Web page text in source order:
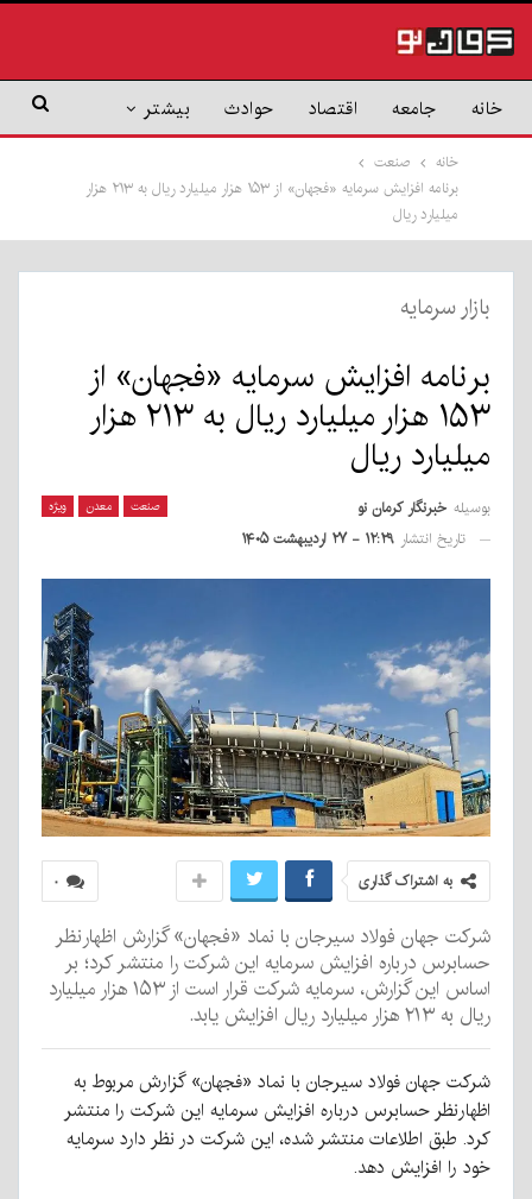
خانه جامعه اقتصاد حوادث بیشتر
خانه
صنعت
برنامه افزایش سرمایه «فجهان» از ۱۵۳ هزار میلیارد ریال به ۲۱۳ هزار
میلیارد ریال
بازار سرمایه
برنامه افزایش سرمایه «فجهان» از
۱۵۳ هزار میلیارد ریال به ۲۱۳ هزار
میلیارد ریال
صنعت معدن ویژه بوسیله خبرنگار کرمان نو
تاریخ انتشار ۱۲:۲۹ - ۲۷ اردیبهشت ۱۴۰۵
۰ به اشتراک گذاری
شرکت جهان فولاد سیرجان با نماد «فجهان» گزارش اظهارنظر
حسابرس درباره افزایش سرمایه این شرکت را منتشر کرد؛ بر
اساس این گزارش، سرمایه شرکت قرار است از ۱۵۳ هزار میلیارد
ریال به ۲۱۳ هزار میلیارد ریال افزایش یابد.
شرکت جهان فولاد سیرجان با نماد «فجهان» گزارش مربوط به
اظهارنظر حسابرس درباره افزایش سرمایه این شرکت را منتشر
کرد. طبق اطلاعات منتشر شده، این شرکت در نظر دارد سرمایه
خود را افزایش دهد.